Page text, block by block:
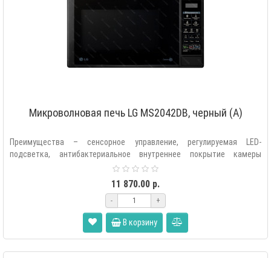
Микроволновая печь LG MS2042DB, черный (A)
Преимущества – сенсорное управление, регулируемая LED-
подсветка, антибактериальное внутреннее покрытие камеры
«EasyClean», экономия элект..
11 870.00 р.
- +
В корзину